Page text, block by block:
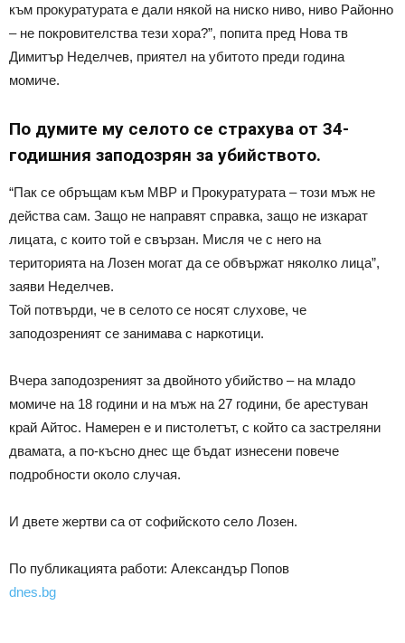
към прокуратурата е дали някой на ниско ниво, ниво Районно
– не покровителства тези хора?”, попита пред Нова тв
Димитър Неделчев, приятел на убитото преди година
момиче.
По думите му селото се страхува от 34-
годишния заподозрян за убийството.
“Пак се обръщам към МВР и Прокуратурата – този мъж не
действа сам. Защо не направят справка, защо не изкарат
лицата, с които той е свързан. Мисля че с него на
територията на Лозен могат да се обвържат няколко лица”,
заяви Неделчев.
Той потвърди, че в селото се носят слухове, че
заподозреният се занимава с наркотици.
Вчера заподозреният за двойното убийство – на младо
момиче на 18 години и на мъж на 27 години, бе арестуван
край Айтос. Намерен е и пистолетът, с който са застреляни
двамата, а по-късно днес ще бъдат изнесени повече
подробности около случая.
И двете жертви са от софийското село Лозен.
По публикацията работи: Александър Попов
dnes.bg